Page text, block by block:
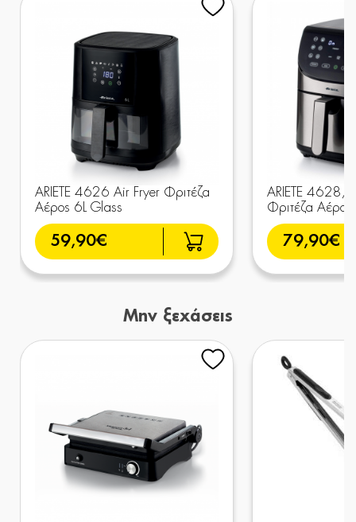
ARIETE 4626 Air Fryer Φριτέζα
Αέρος 6L Glass
59,90€
ARIETE 4628/
Φριτέζα
79,90€
Μην ξεχάσεις